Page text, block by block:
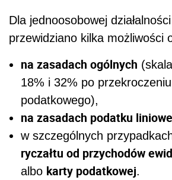
Dla jednoosobowej
przewidziano kilka możliwości
na zasadach ogólnych
18% i 32% po
podatkowego),
na zasadach podatku
w szczególnych
ryczałtu od przychodów
albo karty podatkowej.